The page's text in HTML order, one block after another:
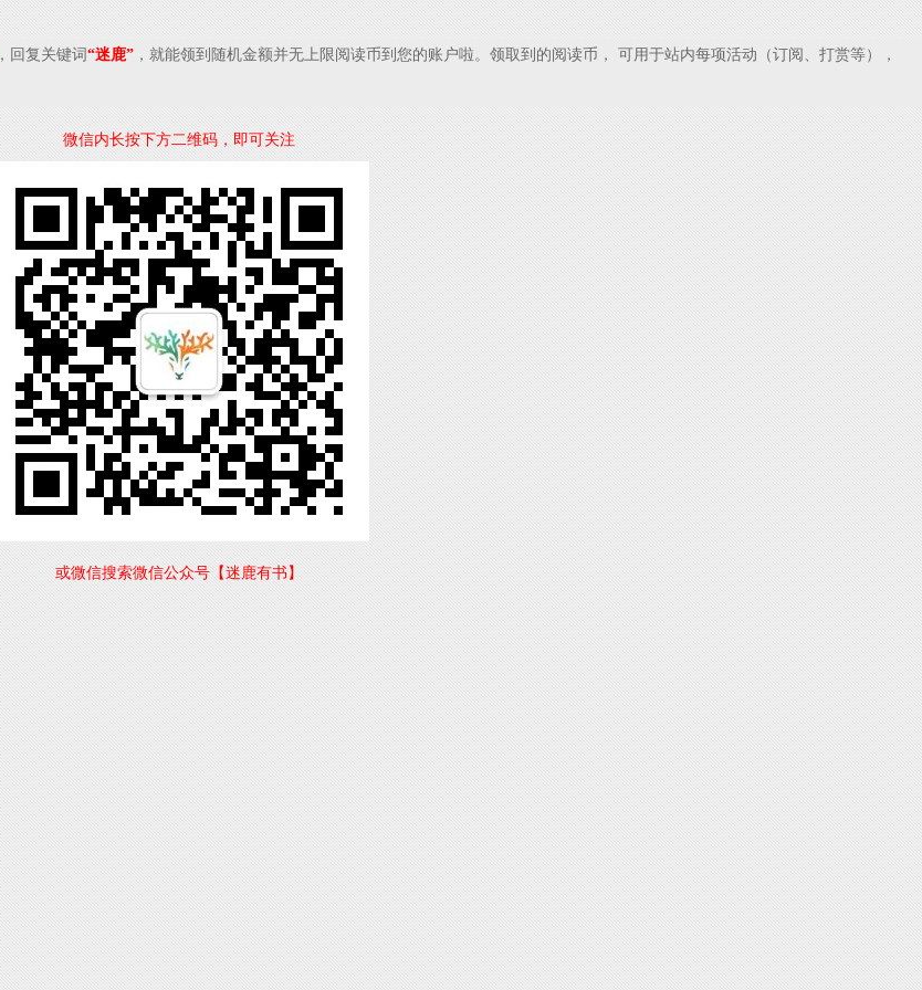
，回复关键词 “迷鹿” ，就能领到随机金额并无上限阅读币到您的账户啦。领取到的阅读币， 可用于站内每项活动（订阅、打赏等），
微信内长按下方二维码，即可关注
或微信搜索微信公众号【迷鹿有书】